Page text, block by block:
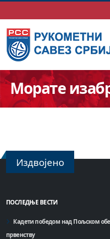
Морате
Издвојено
ПОСЛЕДЊЕ ВЕСТИ
Кадети победом над Пољском
првенству